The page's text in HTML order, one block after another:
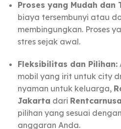
Proses yang Mudah dan
biaya tersembunyi atau
membingungkan. Proses
stres sejak awal.
Fleksibilitas dan Pilihan:
mobil yang irit untuk city
nyaman untuk keluarga,
Jakarta dari
pilihan yang sesuai
anggaran Anda.